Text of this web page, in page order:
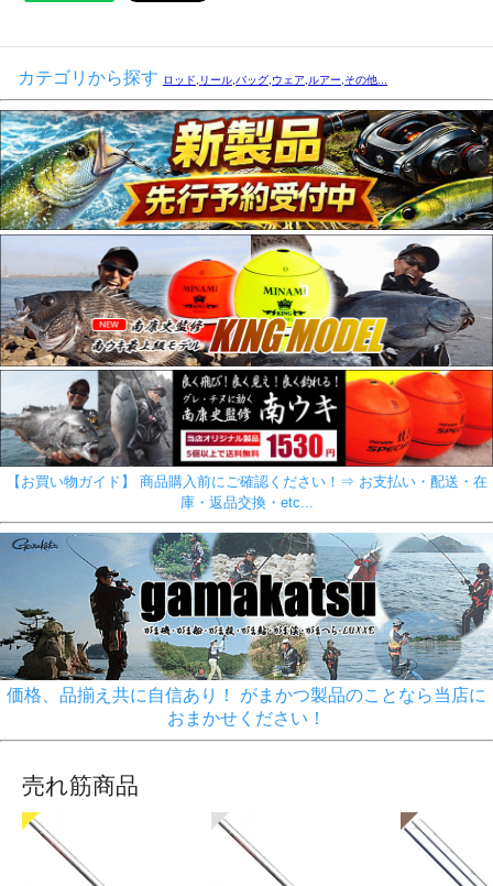
カテゴリから探す ロッド,リール,バッグ,ウェア,ルアー,その他...
【お買い物ガイド】 商品購入前にご確認ください！⇒ お支払い・配送・在
庫・返品交換・etc...
価格、品揃え共に自信あり！ がまかつ製品のことなら当店に
おまかせください！
売れ筋商品